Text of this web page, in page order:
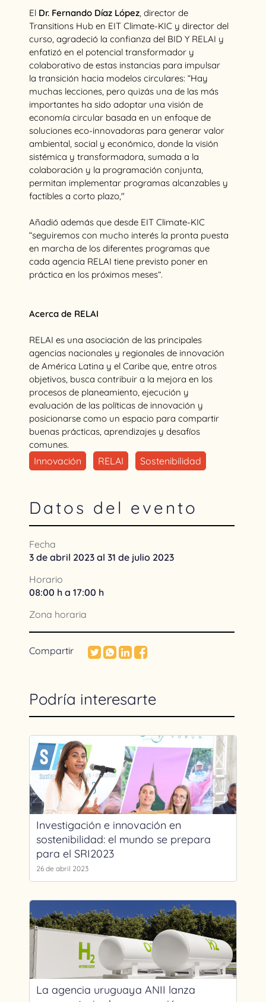
El Dr. Fernando Díaz López, director de
Transitions Hub en EIT Climate-KIC y director del
curso, agradeció la confianza del BID Y RELAI y
enfatizó en el potencial transformador y
colaborativo de estas instancias para impulsar
la transición hacia modelos circulares: “Hay
muchas lecciones, pero quizás una de las más
importantes ha sido adoptar una visión de
economía circular basada en un enfoque de
soluciones eco-innovadoras para generar valor
ambiental, social y económico, donde la visión
sistémica y transformadora, sumada a la
colaboración y la programación conjunta,
permitan implementar programas alcanzables y
factibles a corto plazo,"
Añadió además que desde EIT Climate-KIC
“seguiremos con mucho interés la pronta puesta
en marcha de los diferentes programas que
cada agencia RELAI tiene previsto poner en
práctica en los próximos meses”.
Acerca de RELAI
RELAI es una asociación de las principales
agencias nacionales y regionales de innovación
de América Latina y el Caribe que, entre otros
objetivos, busca contribuir a la mejora en los
procesos de planeamiento, ejecución y
evaluación de las políticas de innovación y
posicionarse como un espacio para compartir
buenas prácticas, aprendizajes y desafíos
comunes.
Innovación RELAI Sostenibilidad
Datos del evento
Fecha
3 de abril 2023 al 31 de julio 2023
Horario
08:00 h a 17:00 h
Zona horaria
Compartir
Podría interesarte
Investigación e innovación en
sostenibilidad: el mundo se prepara
para el SRI2023
26 de abril 2023
La agencia uruguaya ANII lanza